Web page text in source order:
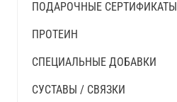
ПОДАРОЧНЫЕ СЕРТИФИКАТЫ
ПРОТЕИН
СПЕЦИАЛЬНЫЕ ДОБАВКИ
СУСТАВЫ / СВЯЗКИ